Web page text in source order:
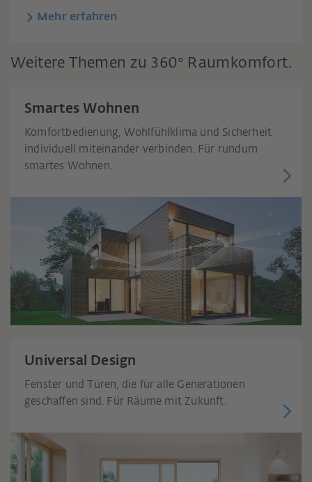
Mehr erfahren
Weitere Themen zu 360° Raumkomfort.
Smartes Wohnen
Komfortbedienung, Wohlfühlklima und Sicherheit
individuell miteinander verbinden. Für rundum
smartes Wohnen.
Universal Design
Fenster und Türen, die für alle Generationen
geschaffen sind. Für Räume mit Zukunft.